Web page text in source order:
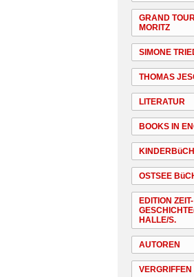
GRAND
MORITZ
SIMONE
THOMAS
LITERATUR
BOOKS IN
OSTSEE
EDITION ZEIT-
HALLE/S.
AUTOREN
VERGRIFFEN